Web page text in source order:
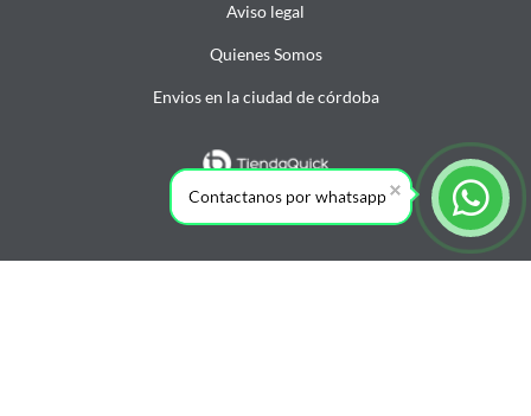
Aviso legal
Quienes Somos
Envios en la ciudad de córdoba
Contactanos por whatsapp